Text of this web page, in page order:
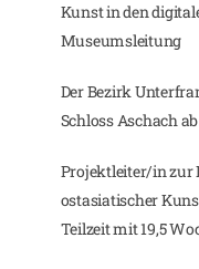
Kunst in den
Museumsleitung
Der Bezirk
Schloss Aschach
Projektleiter/in zur
ostasiatischer
Teilzeit mit 19,5